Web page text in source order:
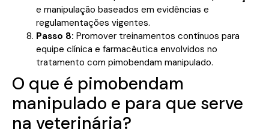
e manipulação baseados em evidências e
regulamentações vigentes.
Passo 8: Promover treinamentos contínuos para
equipe clínica e farmacêutica envolvidos no
tratamento com pimobendam manipulado.
O que é pimobendam
manipulado e para que serve
na veterinária?